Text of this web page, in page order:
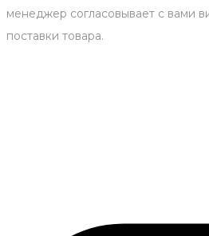
менеджер согласовывает с вами
поставки товара.